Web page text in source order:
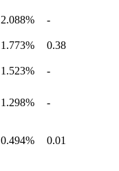
2.088% -
1.773% 0.38
1.523% -
1.298% -
0.494% 0.01